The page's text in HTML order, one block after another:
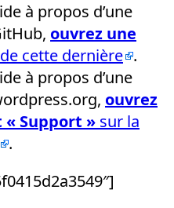
à propos d’une
ouvrez une
cette dernière .
à propos d’une
ouvrez
« Support » sur la
.